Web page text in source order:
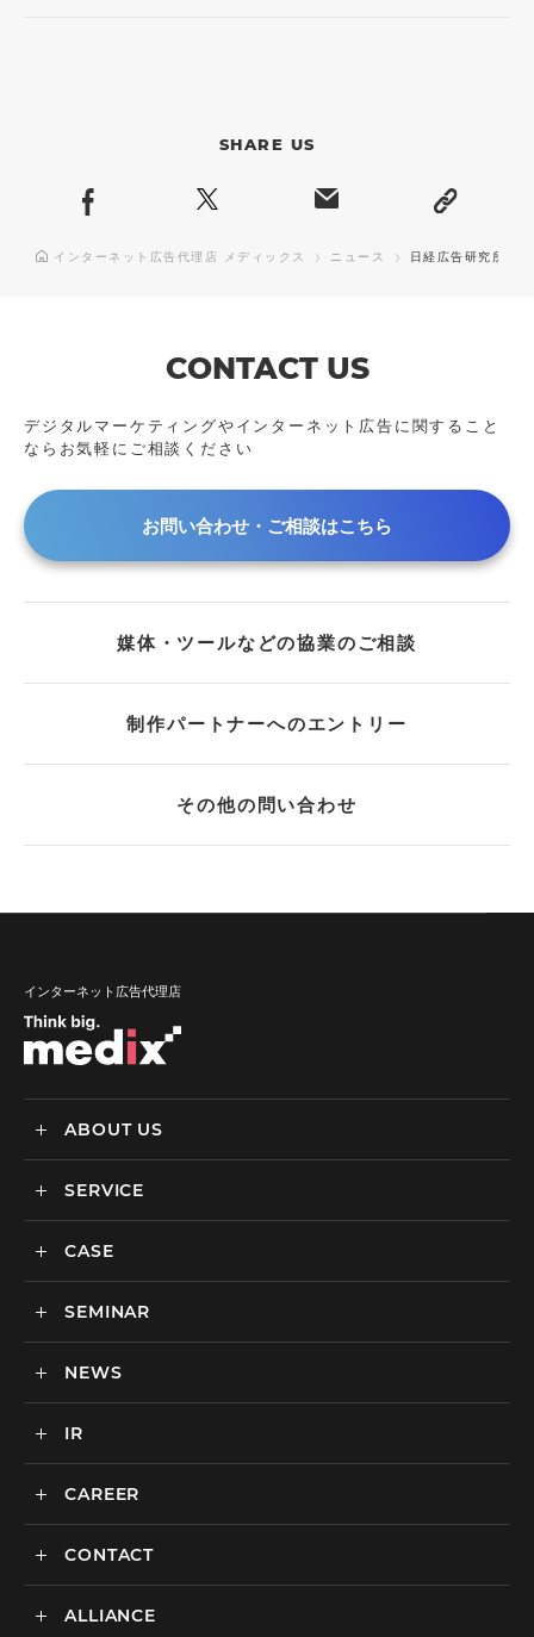
SHARE US
インターネット広告代理店 メディックス ニュース 日経広告研究所に
CONTACT US
デジタルマーケティングやインターネット広告に 関すること
ならお気軽にご相談ください
お問い合わせ・ご相談はこちら
媒体・ツールなどの協業のご相談
制作パートナーへのエントリー
その他の問い合わせ
インターネット広告代理店
ABOUT US
メディックスについて
ごあいさつ
SERVICE
サービス
BtoCマーケティング支援
海外マーケティング支援
オリジナルサービス
広告・プロモーション
CASE
実績・事例
SEMINAR
セミナー一覧
NEWS
ニュース一覧
IR
IR情報
CAREER
新卒採用
CONTACT
広告のお問い合わせ
ALLIANCE